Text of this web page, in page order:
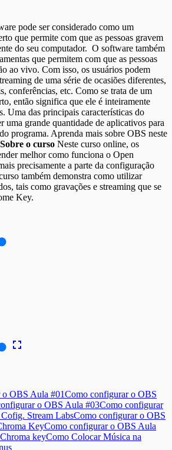
pode ser considerado como um
que permite com que as pessoas gravem
do seu computador. O software também
que permitem com que as pessoas
ao vivo. Com isso, os usuários podem
de uma série de ocasiões diferentes,
conferências, etc. Como se trata de um
então significa que ele é inteiramente
Uma das principais características do
uma grande quantidade de aplicativos para
programa. Aprenda mais sobre OBS neste
Sobre o curso Neste curso online, os
melhor como funciona o Open
precisamente a parte da configuração
também demonstra como utilizar
tais como gravações e streaming que se
Key.
fullscreen
OBS Aula #01Como configurar o OBS
o OBS Aula #03Como configurar
Stream LabsComo configurar o OBS
KeyComo configurar o OBS Aula
keyComo Colocar Música na